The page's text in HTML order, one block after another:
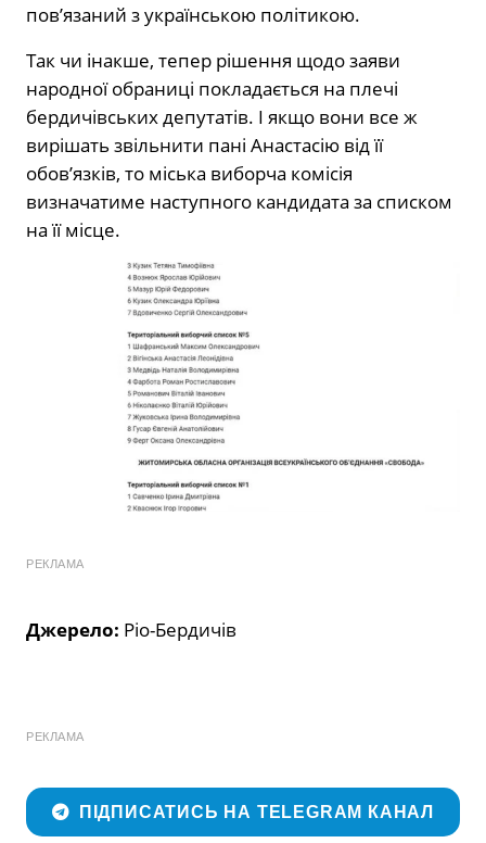
пов’язаний з українською політикою.
Так чи інакше, тепер рішення щодо заяви
народної обраниці покладається на плечі
бердичівських депутатів. І якщо вони все ж
вирішать звільнити пані Анастасію від її
обов’язків, то міська виборча комісія
визначатиме наступного кандидата за списком
на її місце.
РЕКЛАМА
Джерело: Ріо-Бердичів
РЕКЛАМА
ПІДПИСАТИСЬ НА TELEGRAM КАНАЛ